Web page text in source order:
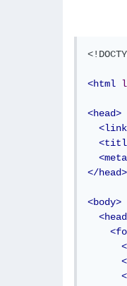
<html
<head>
<link
<meta
</head>
<body>